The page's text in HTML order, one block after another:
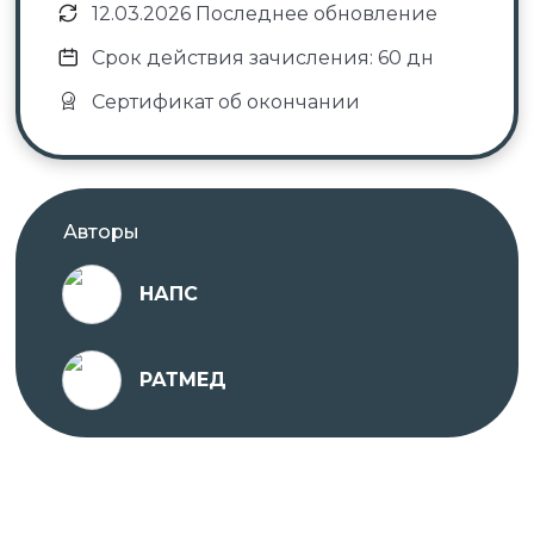
обучения!
Если у вас остались вопросы или вам необходима
помощь с выбором программы, вы можете
обратиться к автору курса.
12.03.2026 Последнее обновление
Срок действия зачисления: 60 дн
Сертификат об окончании
Авторы
НАПС
РАТМЕД